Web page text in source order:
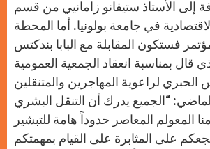
إلى الأستاذ ستيفانو زامانيي من قسم
في جامعة بولونيا. أما المحطة
فستكون المقابلة مع البابا بندكتس
بمناسبة انعقاد الجمعية العمومية
الحبري لراعوية المهاجرين والمتنقلين
الماضي: “الجميع يدرك أن التنقل البشري
المعولم المعاصر حدوداً هامة للتبشير
على المثابرة على القيام بمهمتكم